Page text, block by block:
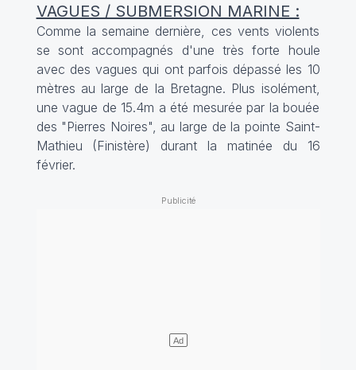
VAGUES / SUBMERSION MARINE :
Comme la semaine dernière, ces vents violents
se sont accompagnés d'une très forte houle
avec des vagues qui ont parfois dépassé les 10
mètres au large de la Bretagne. Plus isolément,
une vague de 15.4m a été mesurée par la bouée
des "Pierres Noires", au large de la pointe Saint-
Mathieu (Finistère) durant la matinée du 16
février.